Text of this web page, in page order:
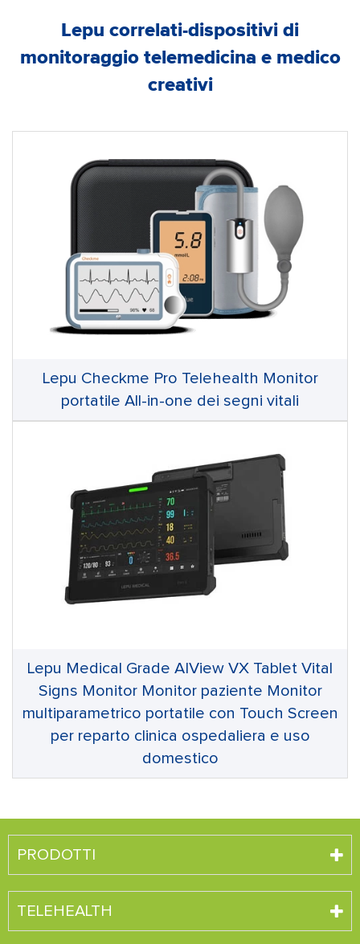
Lepu correlati-dispositivi di
monitoraggio telemedicina e medico
creativi
Lepu Checkme Pro Telehealth Monitor
portatile All-in-one dei segni vitali
Lepu Medical Grade AIView VX Tablet Vital
Signs Monitor Monitor paziente Monitor
multiparametrico portatile con Touch Screen
per reparto clinica ospedaliera e uso
domestico
PRODOTTI
TELEHEALTH